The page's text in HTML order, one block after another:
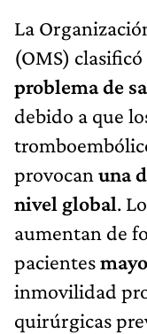
La
(OMS)
problema de
debido a que
provocan una
nivel global.
aumentan de
pacientes
inmovilidad
quirúrgicas